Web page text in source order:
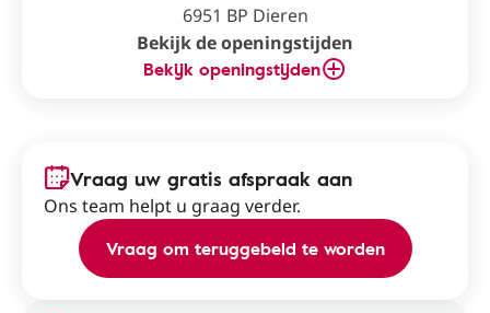
6951 BP Dieren
Bekijk de openingstijden
Bekijk openingstijden
Vraag uw gratis afspraak aan
Ons team helpt u graag verder.
Vraag om teruggebeld te worden